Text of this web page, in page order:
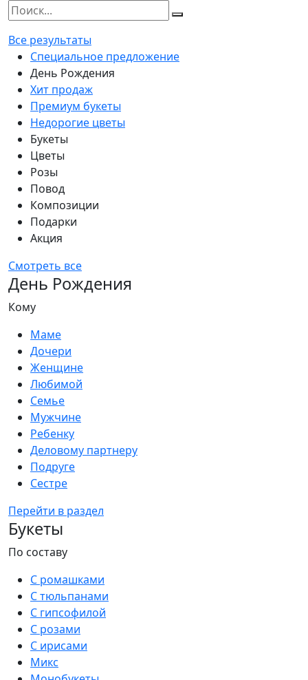
Все результаты
Специальное предложение
День Рождения
Хит продаж
Премиум букеты
Недорогие цветы
Букеты
Цветы
Розы
Повод
Композиции
Подарки
Акция
Смотреть все
День Рождения
Кому
Маме
Дочери
Женщине
Любимой
Семье
Мужчине
Ребенку
Деловому партнеру
Подруге
Сестре
Перейти в раздел
Букеты
По составу
С ромашками
С тюльпанами
С гипсофилой
С розами
С ирисами
Микс